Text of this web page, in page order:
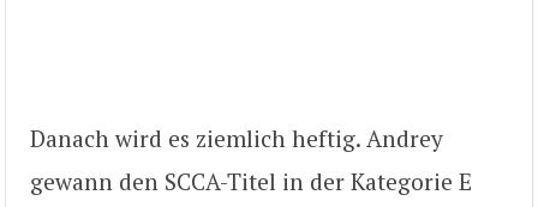
Danach wird es ziemlich heftig. Andrey
gewann den SCCA-Titel in der Kategorie E